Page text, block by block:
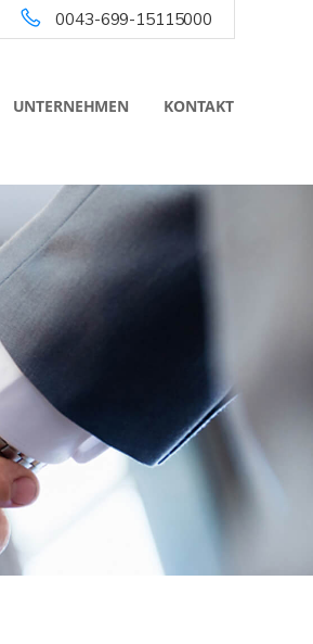
0043-699-15115000
UNTERNEHMEN KONTAKT